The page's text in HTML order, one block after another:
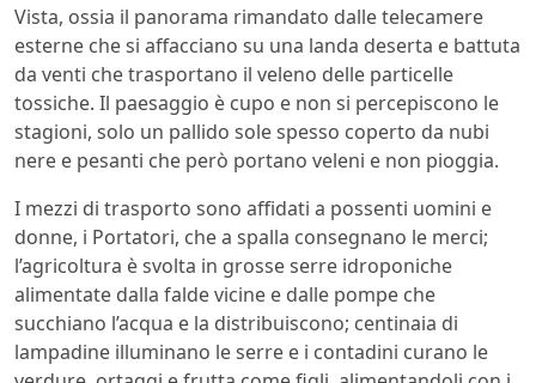
Vista, ossia il panorama rimandato dalle telecamere
esterne che si affacciano su una landa deserta e battuta
da venti che trasportano il veleno delle particelle
tossiche. Il paesaggio è cupo e non si percepiscono le
stagioni, solo un pallido sole spesso coperto da nubi
nere e pesanti che però portano veleni e non pioggia.
I mezzi di trasporto sono affidati a possenti uomini e
donne, i Portatori, che a spalla consegnano le merci;
l’agricoltura è svolta in grosse serre idroponiche
alimentate dalla falde vicine e dalle pompe che
succhiano l’acqua e la distribuiscono; centinaia di
lampadine illuminano le serre e i contadini curano le